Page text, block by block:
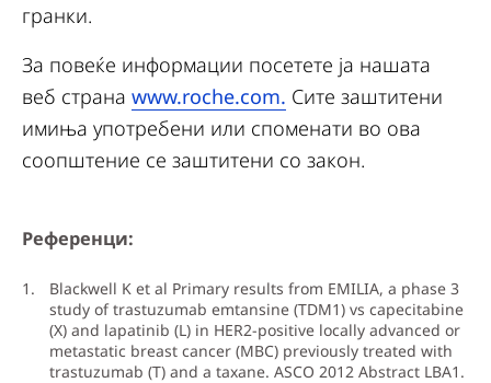
гранки.
За повеќе информации посетете ја нашата
веб страна www.roche.com. Сите заштитени
имиња употребени или споменати во ова
соопштение се заштитени со закон.
Референци:
Blackwell K et al Primary results from EMILIA, a phase 3
study of trastuzumab emtansine (TDM1) vs capecitabine
(X) and lapatinib (L) in HER2-positive locally advanced or
metastatic breast cancer (MBC) previously treated with
trastuzumab (T) and a taxane. ASCO 2012 Abstract LBA1.